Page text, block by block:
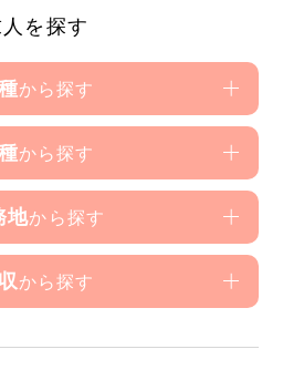
を探す
から探す
から探す
地から探す
から探す